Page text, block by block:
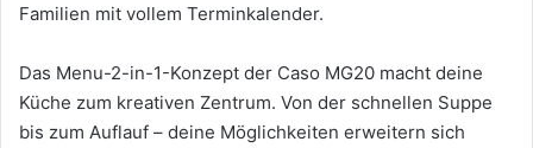
Familien mit vollem Terminkalender.
Das Menu-2-in-1-Konzept der Caso MG20 macht deine
Küche zum kreativen Zentrum. Von der schnellen Suppe
bis zum Auflauf – deine Möglichkeiten erweitern sich